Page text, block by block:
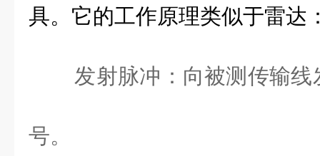
具。它的工作原理类似于雷达
发射脉冲：向被测传输
号。